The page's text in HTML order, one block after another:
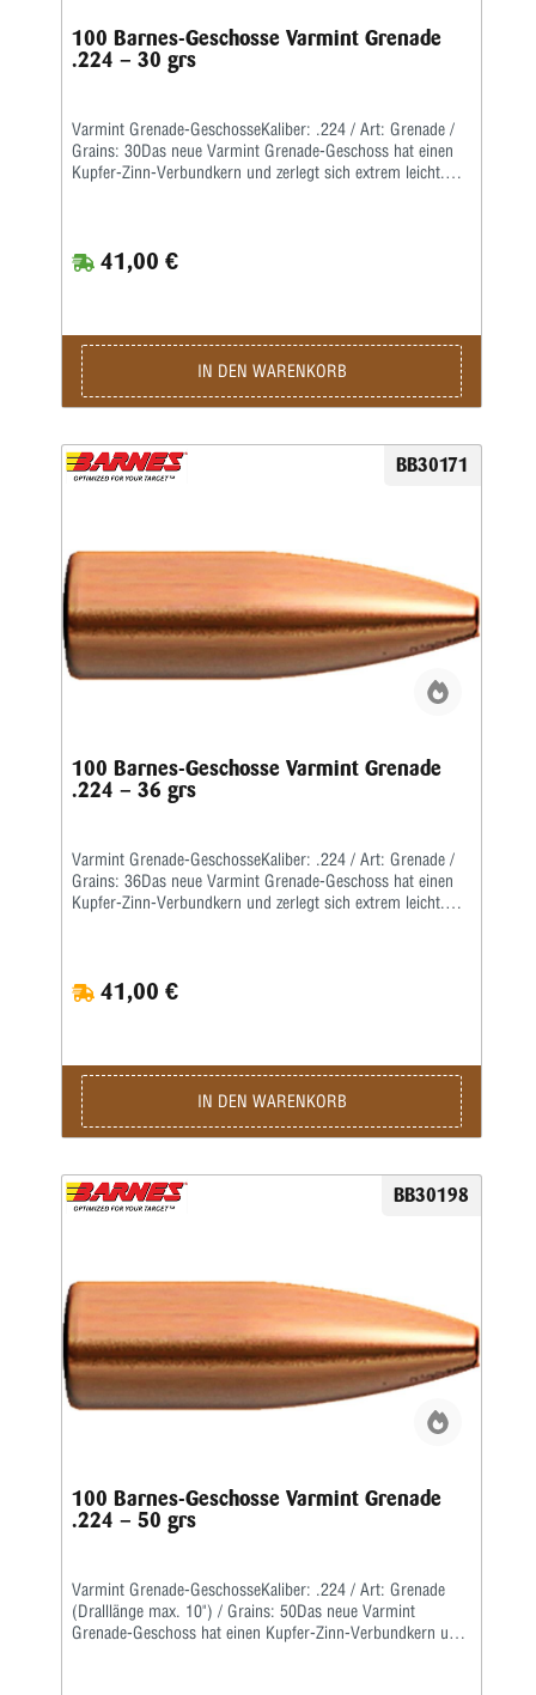
100 Barnes-Geschosse Varmint Grenade
.224 – 30 grs
Varmint Grenade-GeschosseKaliber: .224 / Art: Grenade /
Grains: 30Das neue Varmint Grenade-Geschoss hat einen
Kupfer-Zinn-Verbundkern und zerlegt sich extrem leicht.Das
für verlässliches, zielgenaues Erlegen von kleinem Raubwild
auf große Distanzen geeignet.
41,00 €
IN DEN WARENKORB
BB30171
100 Barnes-Geschosse Varmint Grenade
.224 – 36 grs
Varmint Grenade-GeschosseKaliber: .224 / Art: Grenade /
Grains: 36Das neue Varmint Grenade-Geschoss hat einen
Kupfer-Zinn-Verbundkern und zerlegt sich extrem leicht.Das
für verlässliches, zielgenaues Erlegen von kleinem Raubwild
auf große Distanzen geeignet.
41,00 €
IN DEN WARENKORB
BB30198
100 Barnes-Geschosse Varmint Grenade
.224 – 50 grs
Varmint Grenade-GeschosseKaliber: .224 / Art: Grenade
(Dralllänge max. 10") / Grains: 50Das neue Varmint
Grenade-Geschoss hat einen Kupfer-Zinn-Verbundkern und